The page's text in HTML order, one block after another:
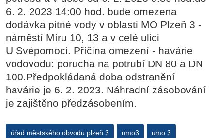
6. 2. 2023 14:00 hod. bude omezena
dodávka pitné vody v oblasti MO Plzeň 3 -
náměstí Míru 10, 13 a v celé ulici
U Svépomoci. Příčina omezení - havárie
vodovodu: porucha na potrubí DN 80 a DN
100.Předpokládaná doba odstranění
havárie je 6. 2. 2023. Náhradní zásobování
je zajištěno předzásobením.
úřad městského obvodu plzeň 3 umo3 umo 3